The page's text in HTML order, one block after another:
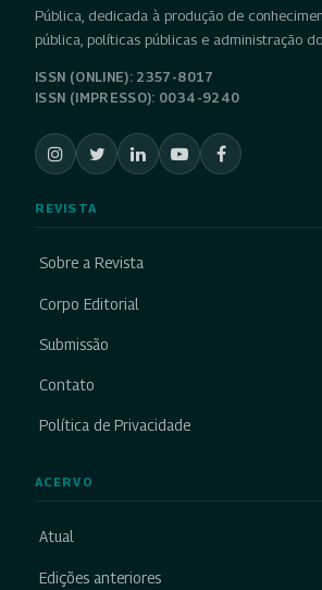
Pública, dedicada à produção de
pública, políticas públicas e administração
ISSN (ONLINE): 2357-8017
ISSN (IMPRESSO): 0034-9240
REVISTA
Sobre a Revista
Corpo Editorial
Submissão
Contato
Política de Privacidade
ACERVO
Atual
Edições anteriores